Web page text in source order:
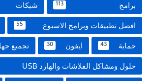
برامج 113 شبكات
افضل تطبيقات وبرامج الاسبوع 55
حماية 43 ايفون 30 تجميع
حلول ومشاكل الفلاشات والهارد USB